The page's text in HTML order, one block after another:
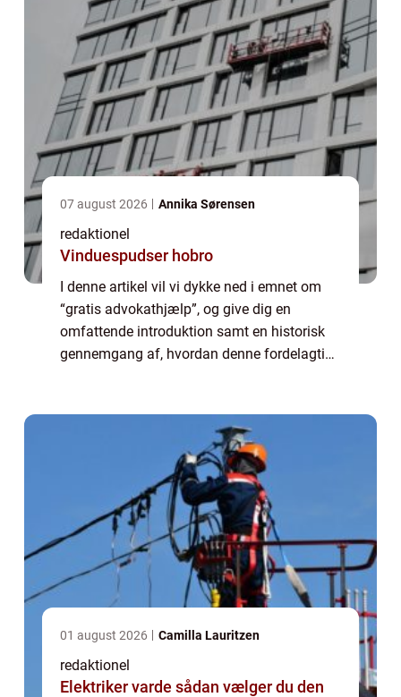
07 august 2026 Annika Sørensen
redaktionel
Vinduespudser hobro
I denne artikel vil vi dykke ned i emnet om
“gratis advokathjælp”, og give dig en
omfattende introduktion samt en historisk
gennemgang af, hvordan denne fordelagtige
01 august 2026 Camilla Lauritzen
redaktionel
Elektriker varde sådan vælger du den